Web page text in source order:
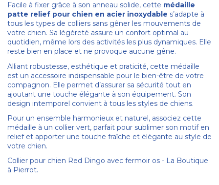
Facile à fixer grâce à son anneau solide, cette médaille
patte relief pour chien en acier inoxydable s’adapte à
tous les types de colliers sans gêner les mouvements de
votre chien. Sa légèreté assure un confort optimal au
quotidien, même lors des activités les plus dynamiques. Elle
reste bien en place et ne provoque aucune gêne.
Alliant robustesse, esthétique et praticité, cette médaille
est un accessoire indispensable pour le bien-être de votre
compagnon. Elle permet d’assurer sa sécurité tout en
ajoutant une touche élégante à son équipement. Son
design intemporel convient à tous les styles de chiens.
Pour un ensemble harmonieux et naturel, associez cette
médaille à un collier vert, parfait pour sublimer son motif en
relief et apporter une touche fraîche et élégante au style de
votre chien.
Collier pour chien Red Dingo avec fermoir os - La Boutique
à Pierrot.